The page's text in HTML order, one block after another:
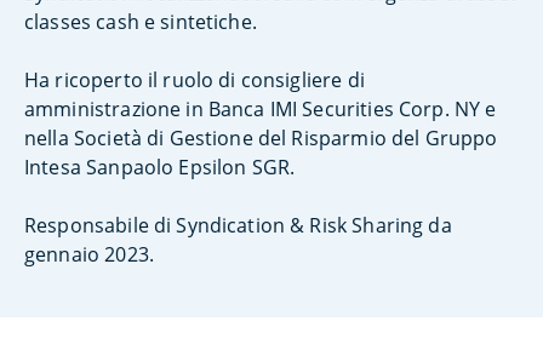
classes cash e sintetiche.
Ha ricoperto il ruolo di consigliere di
amministrazione in Banca IMI Securities Corp. NY e
nella Società di Gestione del Risparmio del Gruppo
Intesa Sanpaolo Epsilon SGR.
Responsabile di Syndication & Risk Sharing da
gennaio 2023.